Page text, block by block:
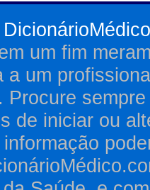
um fim
a um
Procure
de iniciar ou